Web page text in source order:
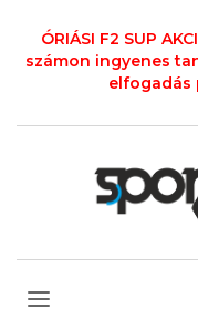
ÓRIÁSI F2 SUP
számon ingyenes
elfogadás